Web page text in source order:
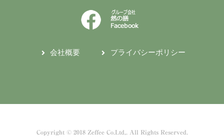
会社概要 プライバシーポリシー
Copyright © 2018 Zeffee Co.Ltd,. All Rights Reserved.